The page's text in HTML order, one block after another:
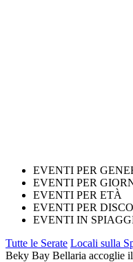
EVENTI PER
EVENTI PER
EVENTI PER ETÀ
EVENTI PER
EVENTI IN
Tutte le Serate Locali sulla
Beky Bay Bellaria accoglie